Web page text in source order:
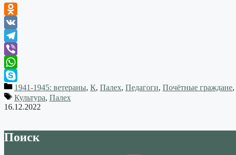
Odnoklassniki
VK
Telegram
Viber
WhatsApp
Skype1941-1945: ветераны, К, Палех, Педагоги, Почётные граждане,
Культура, Палех
16.12.2022
Поиск